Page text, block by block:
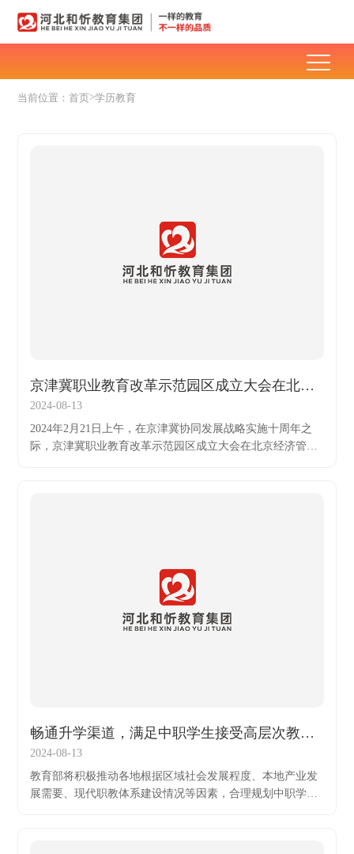
当前位置：首页>学历教育
京津冀职业教育改革示范园区成立大会在北京经济管理职业学院固安校区顺利召开
2024-08-13
2024年2月21日上午，在京津冀协同发展战略实施十周年之
际，京津冀职业教育改革示范园区成立大会在北京经济管理
畅通升学渠道，满足中职学生接受高层次教育的需求
2024-08-13
教育部将积极推动各地根据区域社会发展程度、本地产业发
展需要、现代职教体系建设情况等因素，合理规划中职学校